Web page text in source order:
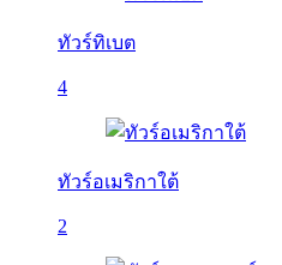
ทัวร์ทิเบต
4
ทัวร์อเมริกาใต้
2